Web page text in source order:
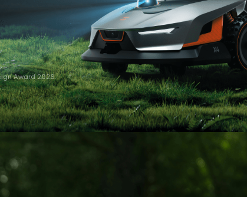
Award 2026.